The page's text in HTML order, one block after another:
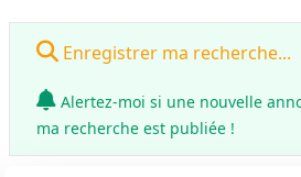
Enregistrer ma recherche...
Alertez-moi si une nouvelle
ma recherche est publiée !